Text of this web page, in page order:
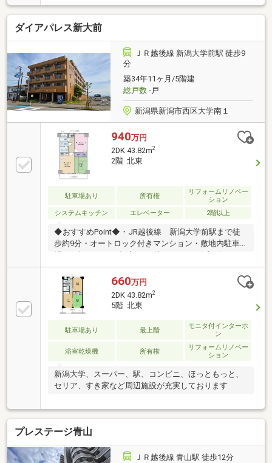
【内装】全室クロス・床材貼替。照明・建具も一新し
た刷新された清潔感溢れる空間【眺望】８階・南西向
き。陽当り良好で信濃川を望むリバービュー【周辺】
イオン新潟青山店徒歩10分、セブンイレブン至近で利
便◎【収納】バルコニーにトランクルーム完備。大型
荷物もスッキリ収納【住宅ローン情報】本ページ下部
へスクロールでご覧いただけます落ち着いた住宅街で
叶える、川沿いの開放感と利便性を両立した暮らし。
実際の生活をぜひ現地にてご体感ください。
ダイアパレス新大前
ＪＲ越後線 新潟大学前駅 徒歩9
分
築34年11ヶ月/5階建
総戸数-戸
新潟県新潟市西区大学南１
940万円
2DK 43.82m2
2階 北東
駐車場あり 所有権
リフォームリノベー
ション
システムキッチン
エレベーター 2階以上
◆おすすめPoint◆・JR越後線 新潟大学前駅まで徒
歩約9分・オートロック付きマンション・敷地内駐車
フォーム済み（クロス、床、照明器具新品、ハウスク
リーニング）◆周辺環境◆・ウオロク大学前店・・・
約1000ｍ・ローソン新潟大学南店・・・約665ｍ・マ
ツモトキヨシ・・・約910ｍ
660万円
2DK 43.82m2
5階 北東
駐車場あり 最上階
モニタ付インターホ
ン
浴室乾燥機 所有権
リフォームリノベー
ション
新潟大学、スーパー、駅、コンビニ、ほっともっと、
セリア、すき家など周辺施設が充実しております
プレステージ青山
ＪＲ越後線 青山駅 徒歩12分